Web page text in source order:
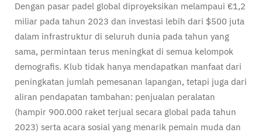
Dengan pasar padel global diproyeksikan melampaui €1,2
miliar pada tahun 2023 dan investasi lebih dari $500 juta
dalam infrastruktur di seluruh dunia pada tahun yang
sama, permintaan terus meningkat di semua kelompok
demografis. Klub tidak hanya mendapatkan manfaat dari
peningkatan jumlah pemesanan lapangan, tetapi juga dari
aliran pendapatan tambahan: penjualan peralatan
(hampir 900.000 raket terjual secara global pada tahun
2023) serta acara sosial yang menarik pemain muda dan